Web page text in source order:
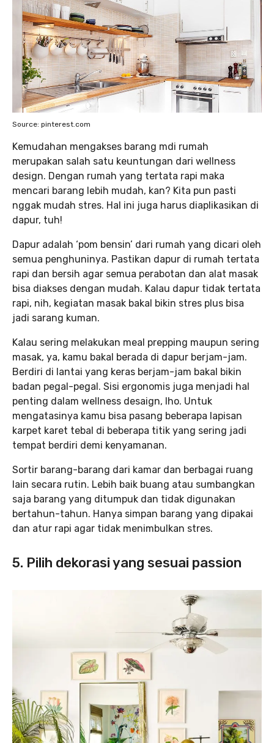
Source: pinterest.com
Kemudahan mengakses barang mdi rumah
merupakan salah satu keuntungan dari wellness
design. Dengan rumah yang tertata rapi maka
mencari barang lebih mudah, kan? Kita pun pasti
nggak mudah stres. Hal ini juga harus diaplikasikan di
dapur, tuh!
Dapur adalah ‘pom bensin’ dari rumah yang dicari oleh
semua penghuninya. Pastikan dapur di rumah tertata
rapi dan bersih agar semua perabotan dan alat masak
bisa diakses dengan mudah. Kalau dapur tidak tertata
rapi, nih, kegiatan masak bakal bikin stres plus bisa
jadi sarang kuman.
Kalau sering melakukan meal prepping maupun sering
masak, ya, kamu bakal berada di dapur berjam-jam.
Berdiri di lantai yang keras berjam-jam bakal bikin
badan pegal-pegal. Sisi ergonomis juga menjadi hal
penting dalam wellness desaign, lho. Untuk
mengatasinya kamu bisa pasang beberapa lapisan
karpet karet tebal di beberapa titik yang sering jadi
tempat berdiri demi kenyamanan.
Sortir barang-barang dari kamar dan berbagai ruang
lain secara rutin. Lebih baik buang atau sumbangkan
saja barang yang ditumpuk dan tidak digunakan
bertahun-tahun. Hanya simpan barang yang dipakai
dan atur rapi agar tidak menimbulkan stres.
5. Pilih dekorasi yang sesuai passion